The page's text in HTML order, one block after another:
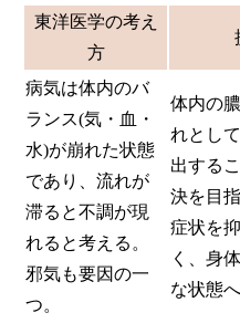
東洋医学の考え
方
病気は体内のバ
ランス(気・血・
水)が崩れた状態
であり、流れが
滞ると不調が現
れると考える。
邪気も要因の一
つ。
体内の
れとし
出する
決を目
症状を
く、身
な状態